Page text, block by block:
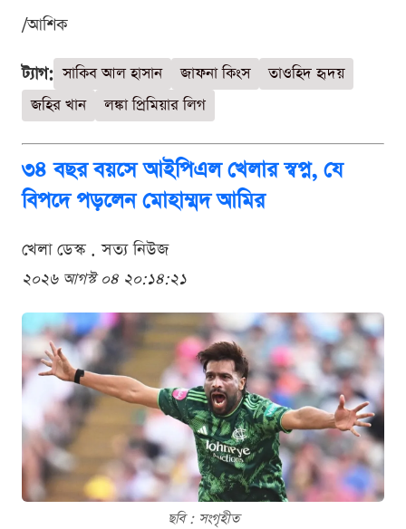
/আশিক
ট্যাগ: সাকিব আল হাসান জাফনা কিংস
তাওহিদ হৃদয়
জহির খান
লঙ্কা প্রিমিয়ার লিগ
৩৪ বছর বয়সে আইপিএল খেলার স্বপ্ন, যে
বিপদে পড়লেন মোহাম্মদ আমির
খেলা ডেস্ক . সত্য নিউজ
২০২৬ আগস্ট ০৪ ২০:১৪:২১
ছবি : সংগৃহীত